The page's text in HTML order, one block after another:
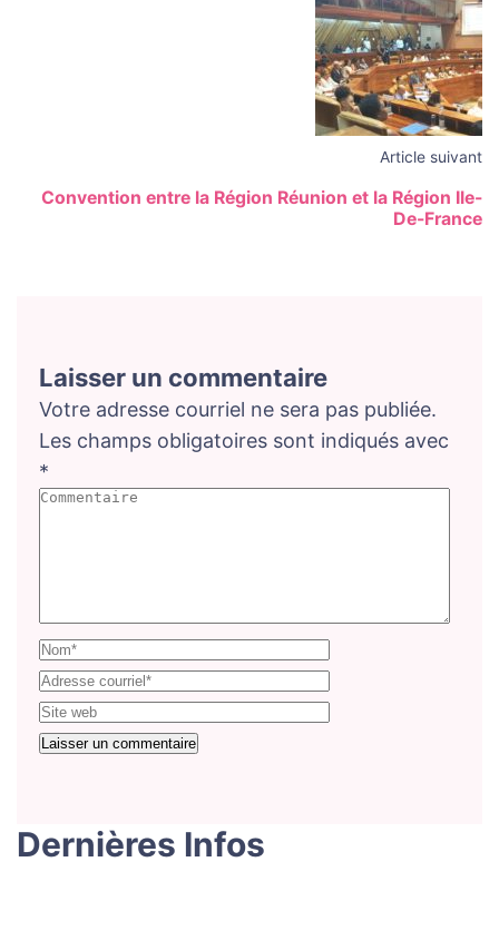
Article suivant
Convention entre la Région Réunion et la Région Ile-
De-France
Laisser un commentaire
Votre adresse courriel ne sera pas publiée.
Les champs obligatoires sont indiqués avec
*
Dernières Infos